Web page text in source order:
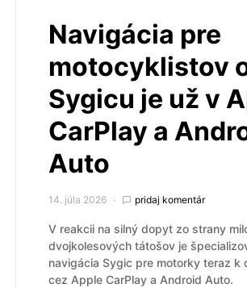
Navigácia pre
motocyklistov
Sygicu je už v
CarPlay a
Auto
14. júla 2026 pridaj komentár
V reakcii na silný dopyt zo strany
dvojkolesových tátošov je
navigácia Sygic pre motorky teraz k
cez Apple CarPlay a Android Auto.